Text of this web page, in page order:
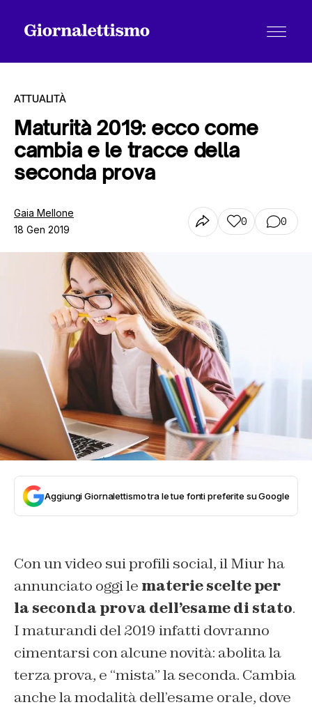
Tutti gli articoli
Chi siamo
Contatti
ATTUALITÀ
Maturità 2019: ecco come
cambia e le tracce della
seconda prova
Gaia Mellone
18 Gen 2019
0 0
Aggiungi Giornalettismo tra le tue fonti preferite su Google
Con un video sui profili social, il Miur ha
annunciato oggi le materie scelte per
la seconda prova dell’esame di stato.
I maturandi del 2019 infatti dovranno
cimentarsi con alcune novità: abolita la
terza prova, e “mista” la seconda. Cambia
anche la modalità dell’esame orale, dove